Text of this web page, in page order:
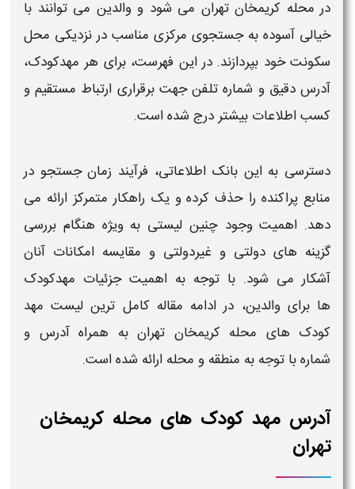
در محله کریمخان تهران می شود و والدین می توانند با
خیالی آسوده به جستجوی مرکزی مناسب در نزدیکی محل
سکونت خود بپردازند. در این فهرست، برای هر مهدکودک،
آدرس دقیق و شماره تلفن جهت برقراری ارتباط مستقیم و
کسب اطلاعات بیشتر درج شده است.
دسترسی به این بانک اطلاعاتی، فرآیند زمان جستجو در
منابع پراکنده را حذف کرده و یک راهکار متمرکز ارائه می
دهد. اهمیت وجود چنین لیستی به ویژه هنگام بررسی
گزینه های دولتی و غیردولتی و مقایسه امکانات آنان
آشکار می شود. با توجه به اهمیت جزئیات مهدکودک
هابرای والدین، در ادامه مقاله کامل ترین لیست مهد
کودک های محله کریمخان تهران به همراه آدرس و
شمارهبا توجه به منطقه و محله ارائه شده است.
آدرس مهد کودک های محله کریمخان
تهران